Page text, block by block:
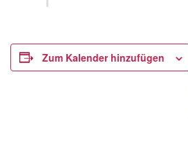
Zum Kalender hinzufügen